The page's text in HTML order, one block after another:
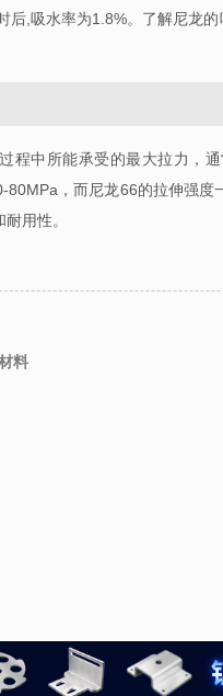
,吸水率为1.8%。了解尼龙
程中所能承受的最大拉力，
80MPa，而尼龙66的拉伸强度
用性。
料